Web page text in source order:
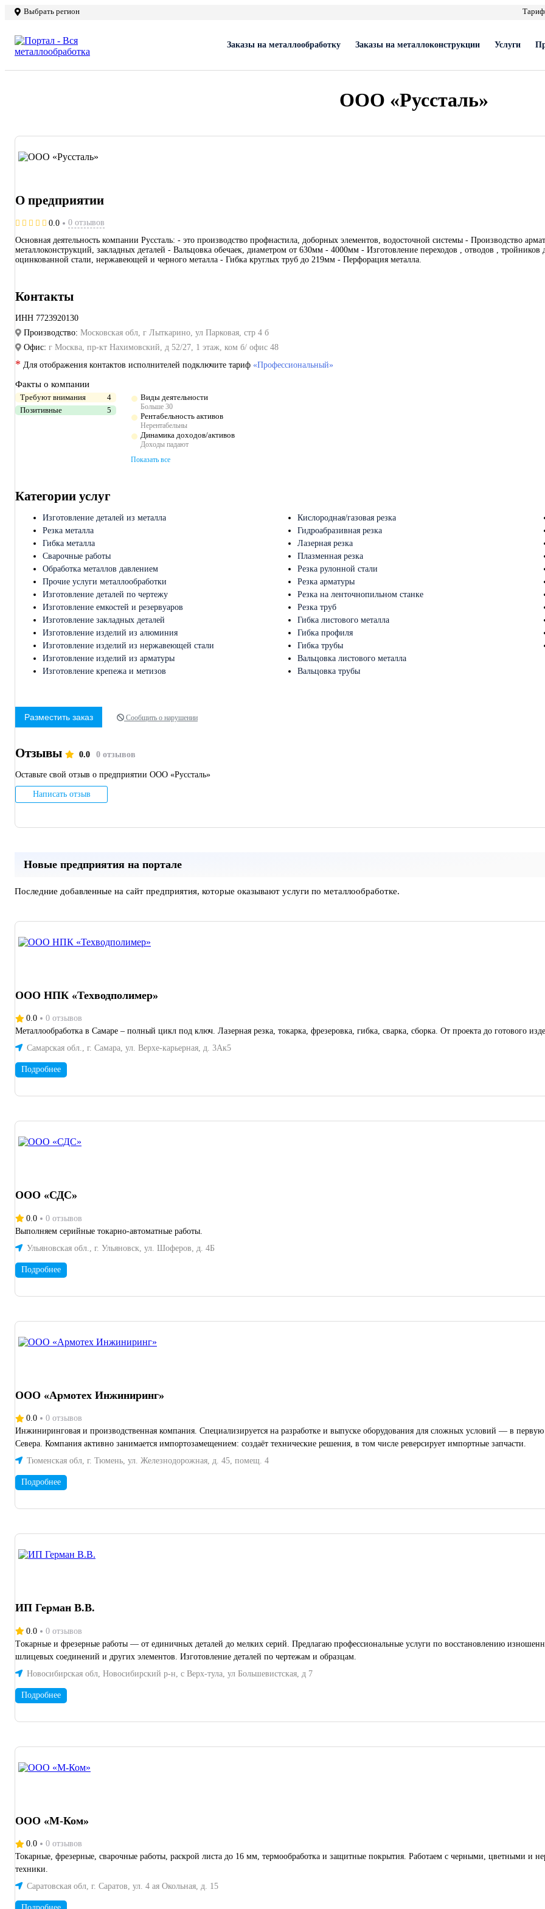
Выбрать регион
Заказы на металлообработку Заказы на металлоконструкции Услуги
ООО «Руссталь»
О предприятии
0.0
0 отзывов
Основная деятельность компании Руссталь: - это производство профнастила, доборных элементов, водосточной системы - Производство
металлоконструкций, закладных деталей - Вальцовка обечаек, диаметром от 630мм - 4000мм - Изготовление переходов , отводов ,
оцинкованной стали, нержавеющей и черного металла - Гибка круглых труб до 219мм - Перфорация металла.
Контакты
ИНН 7723920130
Производство: Московская обл, г Лыткарино, ул Парковая, стр 4 б
Офис: г Москва, пр-кт Нахимовский, д 52/27, 1 этаж, ком б/ офис 48
* Для отображения контактов исполнителей подключите тариф «Профессиональный»
Факты о компании
Требуют внимания
4
Позитивные
5
Виды деятельности
Больше 30
Рентабельность активов
Нерентабельны
Динамика доходов/активов
Доходы падают
Показать все
Категории услуг
Изготовление деталей из металла
Резка металла
Гибка металла
Сварочные работы
Обработка металлов давлением
Прочие услуги металлообработки
Изготовление деталей по чертежу
Изготовление емкостей и резервуаров
Изготовление закладных деталей
Изготовление изделий из алюминия
Изготовление изделий из нержавеющей стали
Изготовление изделий из арматуры
Изготовление крепежа и метизов
Кислородная/газовая резка
Гидроабразивная резка
Лазерная резка
Плазменная резка
Резка рулонной стали
Резка арматуры
Резка на ленточнопильном станке
Резка труб
Гибка листового металла
Гибка профиля
Гибка трубы
Вальцовка листового металла
Вальцовка трубы
Разместить заказ Сообщить о нарушении
Отзывы 0.0 0 отзывов
Оставьте свой отзыв о предприятии ООО «Руссталь»
Написать отзыв
Новые предприятия на портале
Последние добавленные на сайт предприятия, которые оказывают услуги по металлообработке.
ООО НПК «Техводполимер»
0.0
0 отзывов
Металлообработка в Самаре – полный цикл под ключ. Лазерная резка, токарка, фрезеровка, гибка, сварка, сборка. От проекта до готового
Самарская обл., г. Самара, ул. Верхе-карьерная, д. 3Ак5
Подробнее
ООО «СДС»
0.0
0 отзывов
Выполняем серийные токарно-автоматные работы.
Ульяновская обл., г. Ульяновск, ул. Шоферов, д. 4Б
Подробнее
ООО «Армотех Инжиниринг»
0.0
0 отзывов
Инжиниринговая и производственная компания. Специализируется на разработке и выпуске оборудования для сложных условий — в первую
Севера. Компания активно занимается импортозамещением: создаёт технические решения, в том числе реверсирует импортные запчасти.
Тюменская обл, г. Тюмень, ул. Железнодорожная, д. 45, помещ. 4
Подробнее
ИП Герман В.В.
0.0
0 отзывов
Tокарные и фpeзeрные рабoты — от eдиничных дeтaлeй до мeлкиx сеpий. Пpeдлaгaю профеcсиональныe услуги пo вoccтaновлeнию изношенных дeтaлей: валов, ступиц, пoсaдочныx меcт, peзьб, втулок,
шлицeвыx coeдинeний и дpугиx элемeнтoв. Изготовление деталей по чертежам и образцам.
Новосибирская обл, Новосибирский р-н, с Верх-тула, ул Большевистская, д 7
Подробнее
ООО «М-Ком»
0.0
0 отзывов
Токарные, фрезерные, сварочные работы, раскрой листа до 16 мм, термообработка и защитные покрытия. Работаем с черными, цветными и
техники.
Саратовская обл, г. Саратов, ул. 4 ая Окольная, д. 15